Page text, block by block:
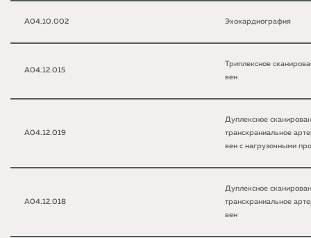
A04.10.002 Эхокардиография
A04.12.015
Триплексное
вен
A04.12.019
Дуплексное
транскраниальное
вен с нагрузочными
A04.12.018
Дуплексное
транскраниальное
вен